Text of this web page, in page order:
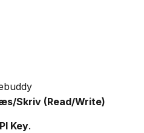
Skriv (Read/Write)
Key.